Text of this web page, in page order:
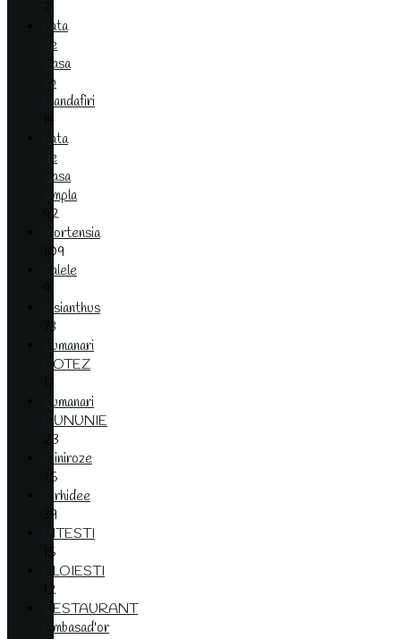
Fata
de
masa
cu
trandafiri
14
Fata
de
masa
simpla
92
Hortensia
109
Lalele
Lisianthus
73
Lumanari
BOTEZ
Lumanari
CUNUNIE
23
Miniroze
75
Orhidee
39
PITESTI
15
PLOIESTI
12
RESTAURANT
Ambasad'or